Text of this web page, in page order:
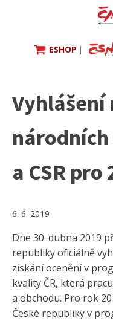
ESHOP |
Vyhlášení
a CSR pro
6. 6. 2019
Dne 30. dubna 2019
republiky oficiálně
získání ocenění v
kvality ČR, která
a obchodu. Pro rok
České republiky v